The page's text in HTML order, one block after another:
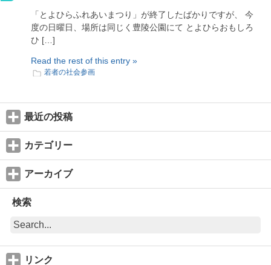
「とよひらふれあいまつり」が終了したばかりですが、 今
度の日曜日、場所は同じく豊陵公園にて とよひらおもしろ
ひ […]
Read the rest of this entry »
若者の社会参画
最近の投稿
カテゴリー
アーカイブ
検索
リンク